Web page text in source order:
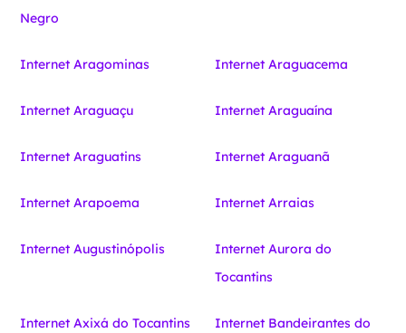
Negro
Internet Aragominas Internet Araguacema
Internet Araguaçu Internet Araguaína
Internet Araguatins Internet Araguanã
Internet Arapoema Internet Arraias
Internet Augustinópolis
Internet Aurora do
Tocantins
Internet Axixá do Tocantins
Internet Bandeirantes do